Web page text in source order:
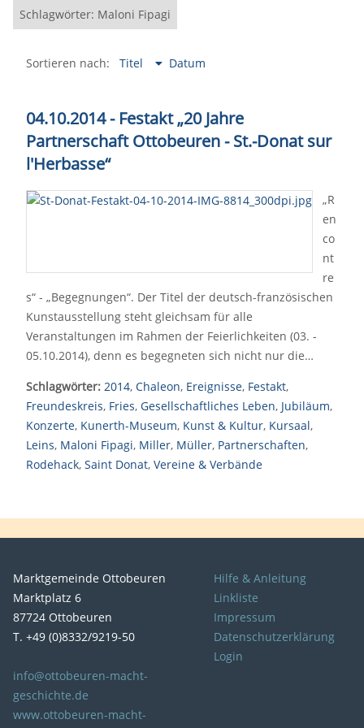
Schlagwörter: Maloni Fipagi
Sortieren nach: Titel Datum
04.10.2014 - Festakt „20 Jahre
Partnerschaft Ottobeuren - St.-Donat sur
l'Herbasse“
„R
en
co
nt
re
s“ - „Begegnungen“. Der Titel der deutsch-französischen
Kunstausstellung steht gleichsam für alle
Veranstaltungen im Rahmen der Feierlichkeiten (03. -
05.10.2014), denn es begegneten sich nicht nur die…
Schlagwörter: 2014, Chaleon, Ereignisse, Festakt,
Freundeskreis, Fries, Gesellschaftliches Leben, Jubiläum,
Konzerte, Kunerth-Museum, Kunst & Kultur, Kursaal,
Leins, Maloni Fipagi, Miller, Müller, Partnerschaften,
Rodehack, Saint Donat, Vereine & Verbände
Marktgemeinde Ottobeuren
Marktplatz 6
87724 Ottobeuren
T. +49 (0)8332/9219-50
info@ottobeuren-macht-
geschichte.de
www.ottobeuren-macht-
Hilfe & Anleitung
Linkliste
Impressum
Datenschutzerklärung
Login